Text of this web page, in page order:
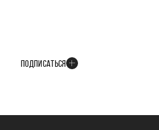
ПОДПИСАТЬСЯ